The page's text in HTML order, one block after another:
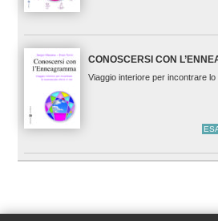
CONOSCERSI CON
Viaggio interiore per incontrare